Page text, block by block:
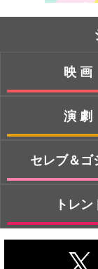
映画
演劇
セレブ＆ゴ
トレン